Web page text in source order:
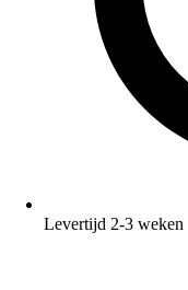
Levertijd 2-3 weken